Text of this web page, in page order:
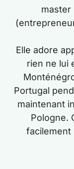
master
Elle adore
rien ne lui
Portugal
maintenant
Pologne.
facilement